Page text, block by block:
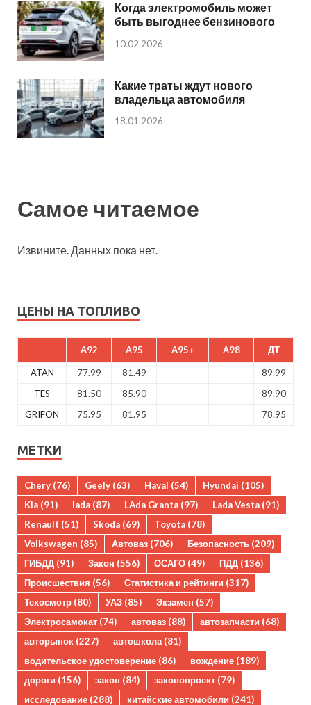
Когда электромобиль может
быть выгоднее бензинового
10.02.2026
Какие траты ждут нового
владельца автомобиля
18.01.2026
Самое читаемое
Извините. Данных пока нет.
ЦЕНЫ НА ТОПЛИВО
A92 A95 A95+ A98 ДТ
ATAN 77.99 81.49
89.99
TES
81.50 85.90
89.90
GRIFON
75.95 81.95 78.95
МЕТКИ
Chery (76) Geely (63) Haval (54) Hyundai (105)
Kia (91) lada (87) LAda Granta (97) Lada Vesta (91)
Renault (51) Skoda (69) Toyota (78)
Volkswagen (85) Автоваз (706) Безопасность (209)
ГИБДД (91) Закон (556) ОСАГО (49) ПДД (136)
Происшествия (56) Статистика и рейтинги (317)
Техосмотр (80) УАЗ (85) Экзамен (57)
Электросамокат (74) автоваз (88) автозапчасти (68)
авторынок (227) автошкола(81)
водительское удостоверение (86) вождение (189)
дороги (156) закон (84) законопроект (79)
исследование (288) китайские автомобили (241)